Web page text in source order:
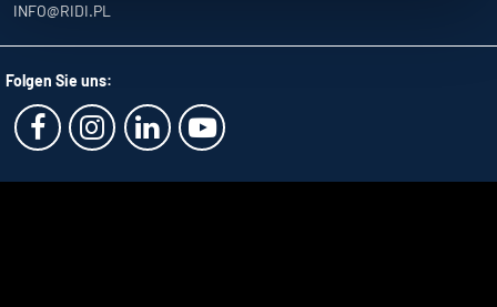
INFO@RIDI.PL
Folgen Sie uns: